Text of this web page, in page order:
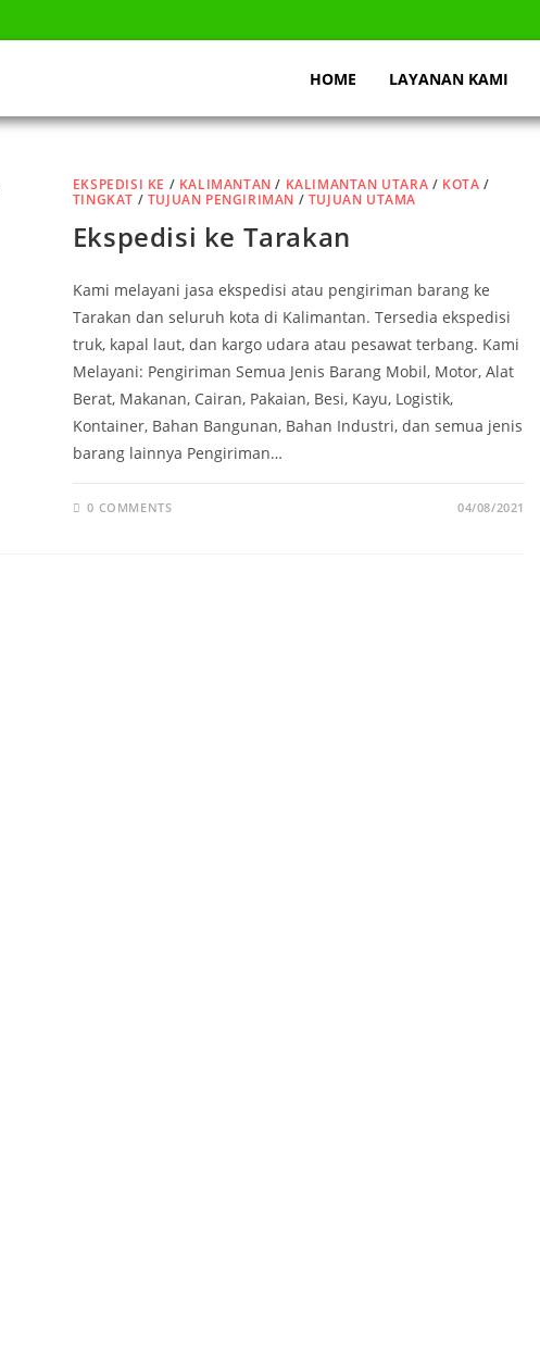
HOME LAYANAN KAMI
EKSPEDISI KE / KALIMANTAN / KALIMANTAN UTARA / KOTA /
TINGKAT / TUJUAN PENGIRIMAN / TUJUAN UTAMA
Ekspedisi ke Tarakan
Kami melayani jasa ekspedisi atau pengiriman barang ke
Tarakan dan seluruh kota di Kalimantan. Tersedia ekspedisi
truk, kapal laut, dan kargo udara atau pesawat terbang. Kami
Melayani: Pengiriman Semua Jenis Barang Mobil, Motor, Alat
Berat, Makanan, Cairan, Pakaian, Besi, Kayu, Logistik,
Kontainer, Bahan Bangunan, Bahan Industri, dan semua jenis
barang lainnya Pengiriman…
0 COMMENTS 04/08/2021